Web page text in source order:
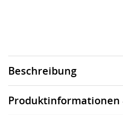
Beschreibung
Produktinformationen